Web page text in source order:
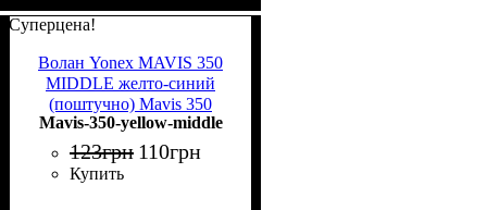
Суперцена!
Волан Yonex MAVIS 350
MIDDLE желто-синий
(поштучно) Mavis 350
yellow-middle
Mavis-350-yellow-middle
123грн 110грн
Купить